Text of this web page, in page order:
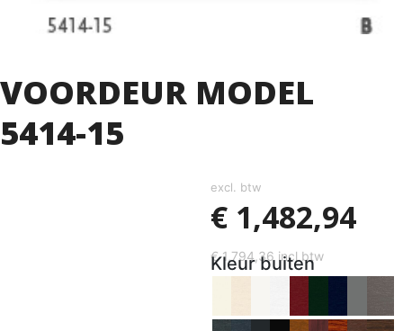
VOORDEUR MODEL
5414-15
excl. btw
€ 1,482,94
€1,794,36 incl btw
Kleur buiten